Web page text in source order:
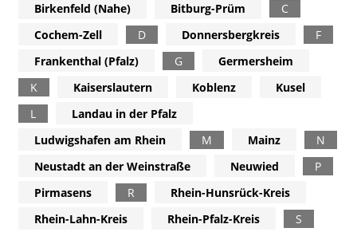
Birkenfeld (Nahe)
Bitburg-Prüm
C
Cochem-Zell
D Donnersbergkreis
F
Frankenthal (Pfalz)
G
Germersheim
K
Kaiserslautern Koblenz
Kusel
L
Landau in der Pfalz
Ludwigshafen am Rhein
M Mainz
N
Neustadt an der Weinstraße
Neuwied
P
Pirmasens
R
Rhein-Hunsrück-Kreis
Rhein-Lahn-Kreis
Rhein-Pfalz-Kreis
S